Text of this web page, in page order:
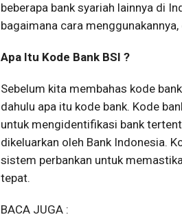
beberapa bank syariah lainnya di
bagaimana cara
Apa Itu Kode Bank BSI ?
Sebelum kita membahas kode
dahulu apa itu kode bank. Kode
untuk mengidentifikasi bank
dikeluarkan oleh Bank Indonesia.
sistem perbankan untuk
tepat.
BACA JUGA :